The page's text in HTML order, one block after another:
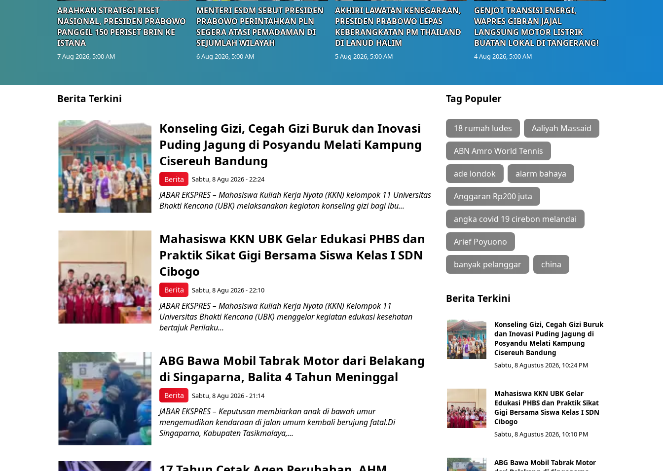
ARAHKAN STRATEGI RISET
NASIONAL, PRESIDEN PRABOWO
PANGGIL 150 PERISET BRIN KE
ISTANA
7 Aug 2026, 5:00 AM
MENTERI ESDM SEBUT PRESIDEN
PRABOWO PERINTAHKAN PLN
SEGERA ATASI PEMADAMAN DI
SEJUMLAH WILAYAH
6 Aug 2026, 5:00 AM
AKHIRI LAWATAN KENEGARAAN,
PRESIDEN PRABOWO LEPAS
KEBERANGKATAN PM THAILAND
DI LANUD HALIM
5 Aug 2026, 5:00 AM
GENJOT TRANSISI ENERGI,
WAPRES GIBRAN JAJAL
LANGSUNG MOTOR LISTRIK
BUATAN LOKAL DI TANGERANG!
4 Aug 2026, 5:00 AM
Berita Terkini
Berita
Konseling Gizi, Cegah Gizi Buruk dan Inovasi
Puding Jagung di Posyandu Melati Kampung
Cisereuh Bandung
Sabtu, 8 Agu 2026 - 22:24
JABAR EKSPRES – Mahasiswa Kuliah Kerja Nyata (KKN) kelompok 11 Universitas
Bhakti Kencana (UBK) melaksanakan kegiatan konseling gizi bagi ibu...
Berita
Mahasiswa KKN UBK Gelar Edukasi PHBS dan
Praktik Sikat Gigi Bersama Siswa Kelas I SDN
Cibogo
Sabtu, 8 Agu 2026 - 22:10
JABAR EKSPRES – Mahasiswa Kuliah Kerja Nyata (KKN) Kelompok 11
Universitas Bhakti Kencana (UBK) menggelar kegiatan edukasi kesehatan
bertajuk Perilaku...
Berita
ABG Bawa Mobil Tabrak Motor dari Belakang
di Singaparna, Balita 4 Tahun Meninggal
Sabtu, 8 Agu 2026 - 21:14
JABAR EKSPRES – Keputusan membiarkan anak di bawah umur
mengemudikan kendaraan di jalan umum kembali berujung fatal.Di
Singaparna, Kabupaten Tasikmalaya,...
Tag Populer
18 rumah ludes Aaliyah Massaid
ABN Amro World Tennis
ade londok alarm bahaya
Anggaran Rp200 juta
angka covid 19 cirebon melandai
Arief Poyuono
banyak pelanggar china
Berita Terkini
Konseling Gizi, Cegah Gizi Buruk
dan Inovasi Puding Jagung di
Posyandu Melati Kampung
Cisereuh Bandung
Sabtu, 8 Agustus 2026, 10:24 PM
Mahasiswa KKN UBK Gelar
Edukasi PHBS dan Praktik Sikat
Gigi Bersama Siswa Kelas I SDN
Cibogo
Sabtu, 8 Agustus 2026, 10:10 PM
ABG Bawa Mobil Tabrak Motor